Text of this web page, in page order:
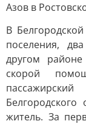
Азов в
В
поселения,
другом
скорой
житель. За